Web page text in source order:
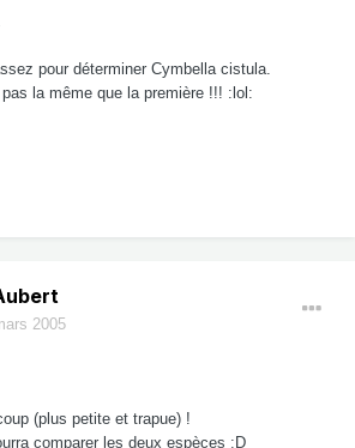
pour déterminer Cymbella cistula.
la même que la première !!! :lol:
2005
(plus petite et trapue) !
comparer les deux espèces :D